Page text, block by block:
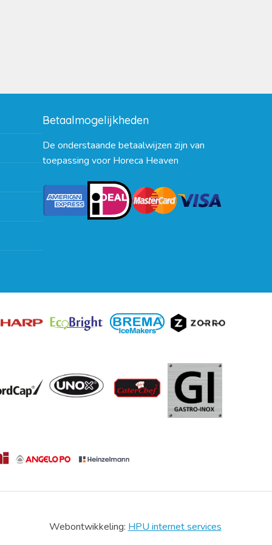
Betaalmogelijkheden
De onderstaande betaalwijzen zijn van
toepassing voor Horeca Heaven
Webontwikkeling: HPU internet services